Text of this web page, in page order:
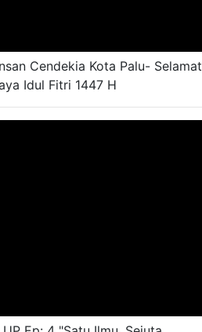
Cendekia Kota Palu- Selamat
Idul Fitri 1447 H